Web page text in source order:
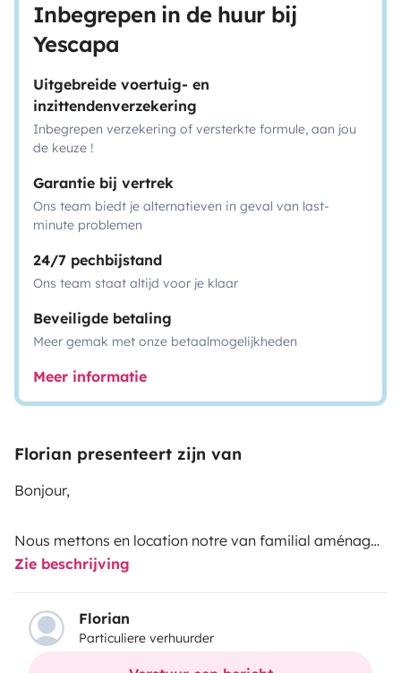
Inbegrepen in de huur bij
Yescapa
Uitgebreide voertuig- en
inzittendenverzekering
Inbegrepen verzekering of versterkte formule, aan jou
de keuze !
Garantie bij vertrek
Ons team biedt je alternatieven in geval van last-
minute problemen
24/7 pechbijstand
Ons team staat altijd voor je klaar
Beveiligde betaling
Meer gemak met onze betaalmogelijkheden
Meer informatie
Florian presenteert zijn van
Bonjour,
Nous mettons en location notre van familial aménagé
en grande partie par nos soins qui vous transportera
sur vos destinations vacances à travers la Bretagne,
mais également en France et en Europe, le temps d'un
week-end, d'un semaine ou même plus.
Zie beschrijving
Florian
Particuliere verhuurder